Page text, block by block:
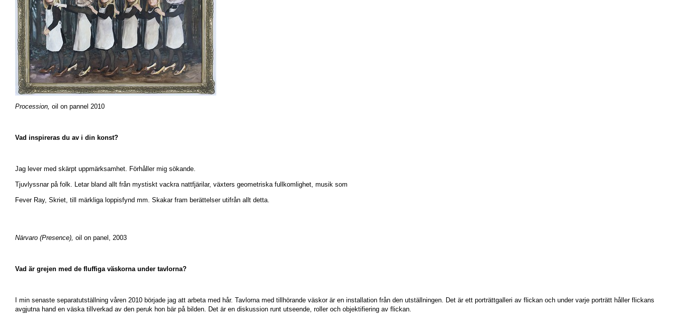
Procession, oil on pannel 2010
Vad inspireras du av i din konst?
Jag lever med skärpt uppmärksamhet. Förhåller mig sökande.
Tjuvlyssnar på folk. Letar bland allt från mystiskt vackra nattfjärilar, växters geometriska fullkomlighet, musik som
Fever Ray, Skriet, till märkliga loppisfynd mm. Skakar fram berättelser utifrån allt detta.
Närvaro (Presence), oil on panel, 2003
Vad är grejen med de fluffiga väskorna under tavlorna?
I min senaste separatutställning våren 2010 började jag att arbeta med hår. Tavlorna med tillhörande väskor är en installation från den utställningen. Det är ett porträttgalleri av flickan och under varje porträtt håller flickans
avgjutna hand en väska tillverkad av den peruk hon bär på bilden. Det är en diskussion runt utseende, roller och objektifiering av flickan.